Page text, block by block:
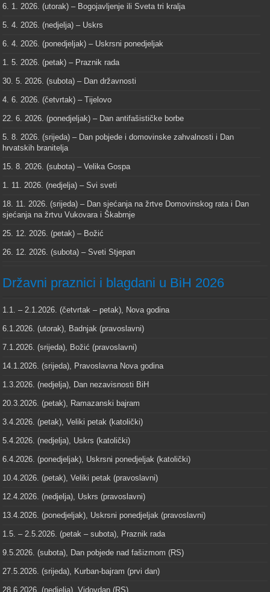
6. 1. 2026. (utorak) – Bogojavljenje ili Sveta tri kralja
5. 4. 2026. (nedjelja) – Uskrs
6. 4. 2026. (ponedjeljak) – Uskrsni ponedjeljak
1. 5. 2026. (petak) – Praznik rada
30. 5. 2026. (subota) – Dan državnosti
4. 6. 2026. (četvrtak) – Tijelovo
22. 6. 2026. (ponedjeljak) – Dan antifašističke borbe
5. 8. 2026. (srijeda) – Dan pobjede i domovinske zahvalnosti i Dan
hrvatskih branitelja
15. 8. 2026. (subota) – Velika Gospa
1. 11. 2026. (nedjelja) – Svi sveti
18. 11. 2026. (srijeda) – Dan sjećanja na žrtve Domovinskog rata i Dan
sjećanja na žrtvu Vukovara i Škabrnje
25. 12. 2026. (petak) – Božić
26. 12. 2026. (subota) – Sveti Stjepan
Državni praznici i blagdani u BiH 2026
1.1. – 2.1.2026. (četvrtak – petak), Nova godina
6.1.2026. (utorak), Badnjak (pravoslavni)
7.1.2026. (srijeda), Božić (pravoslavni)
14.1.2026. (srijeda), Pravoslavna Nova godina
1.3.2026. (nedjelja), Dan nezavisnosti BiH
20.3.2026. (petak), Ramazanski bajram
3.4.2026. (petak), Veliki petak (katolički)
5.4.2026. (nedjelja), Uskrs (katolički)
6.4.2026. (ponedjeljak), Uskrsni ponedjeljak (katolički)
10.4.2026. (petak), Veliki petak (pravoslavni)
12.4.2026. (nedjelja), Uskrs (pravoslavni)
13.4.2026. (ponedjeljak), Uskrsni ponedjeljak (pravoslavni)
1.5. – 2.5.2026. (petak – subota), Praznik rada
9.5.2026. (subota), Dan pobjede nad fašizmom (RS)
27.5.2026. (srijeda), Kurban-bajram (prvi dan)
28.6.2026. (nedjelja), Vidovdan (RS)